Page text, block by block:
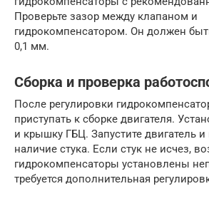
Проверьте зазор между клапаном и
гидрокомпенсатором. Он должен
0,1 мм.
Сборка и проверка
После регулировки
приступать к сборке двигателя.
и крышку ГБЦ. Запустите двигатель и
наличие стука. Если стук не исчез,
гидрокомпенсаторы установлены
требуется дополнительная